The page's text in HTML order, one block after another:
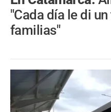
"Cada día le di
familias"